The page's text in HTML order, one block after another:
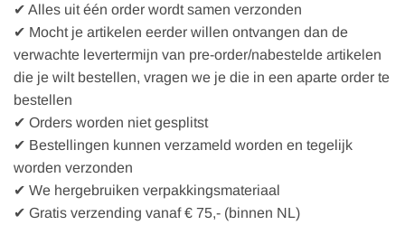
✔ Alles uit één order wordt samen verzonden
✔ Mocht je artikelen eerder willen ontvangen dan de
verwachte levertermijn van pre-order/nabestelde artikelen
die je wilt bestellen, vragen we je die in een aparte order te
bestellen
✔ Orders worden niet gesplitst
✔ Bestellingen kunnen verzameld worden en tegelijk
worden verzonden
✔ We hergebruiken verpakkingsmateriaal
✔ Gratis verzending vanaf € 75,- (binnen NL)